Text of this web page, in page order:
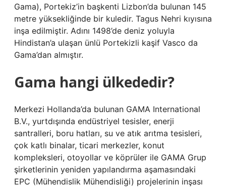
Gama), Portekiz’in başkenti Lizbon’da bulunan 145
metre yüksekliğinde bir kuledir. Tagus Nehri kıyısına
inşa edilmiştir. Adını 1498’de deniz yoluyla
Hindistan’a ulaşan ünlü Portekizli kaşif Vasco da
Gama’dan almıştır.
Gama hangi ülkededir?
Merkezi Hollanda’da bulunan GAMA International
B.V., yurtdışında endüstriyel tesisler, enerji
santralleri, boru hatları, su ve atık arıtma tesisleri,
çok katlı binalar, ticari merkezler, konut
kompleksleri, otoyollar ve köprüler ile GAMA Grup
şirketlerinin yeniden yapılandırma aşamasındaki
EPC (Mühendislik Mühendisliği) projelerinin inşası